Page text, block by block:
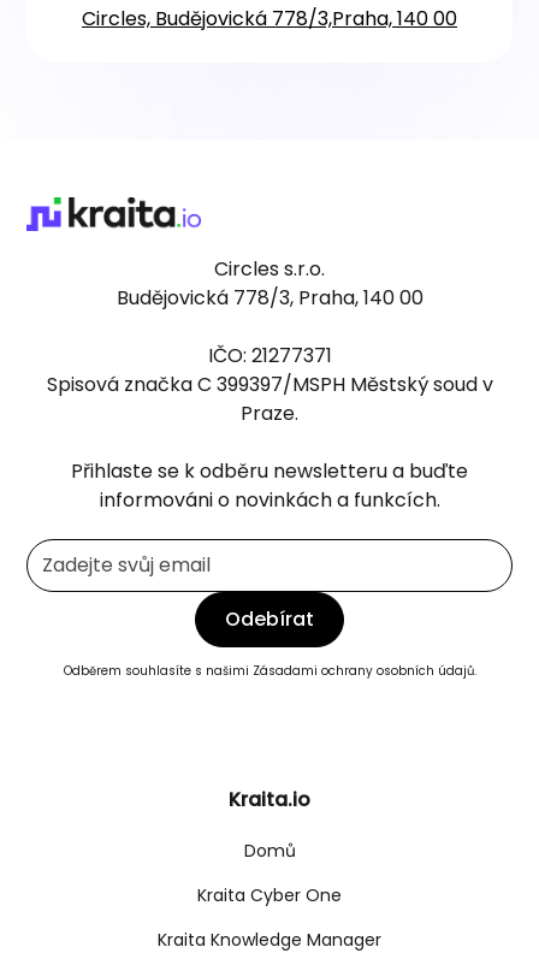
Circles, Budějovická 778/3,Praha, 140 00
Circles s.r.o.
Budějovická 778/3, Praha, 140 00
IČO: 21277371
Spisová značka C 399397/MSPH Městský soud v
Praze.
Přihlaste se k odběru newsletteru a buďte
informováni o novinkách a funkcích.
Odběrem souhlasíte s našimi Zásadami ochrany osobních údajů.
Kraita.io
Domů
Kraita Cyber One
Kraita Knowledge Manager